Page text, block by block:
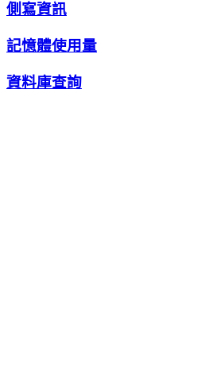
側寫資訊
記憶體使用量
資料庫查詢